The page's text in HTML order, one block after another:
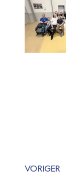
VORIGER